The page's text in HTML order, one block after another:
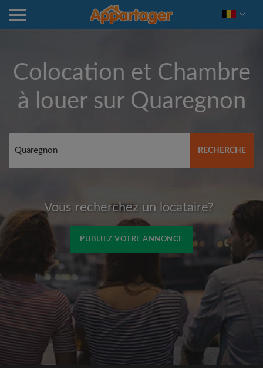
Colocation et Chambre
à louer sur Quaregnon
RECHERCHE
Vous recherchez un locataire?
PUBLIEZ VOTRE ANNONCE
Nous ne publierons jamais sur votre page sans
votre accord
OU